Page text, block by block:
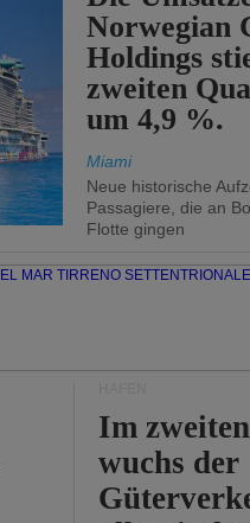
Norwegian
Holdings
zweiten
um 4,9 %.
Miami
Neue historische
Passagiere, die an
Flotte gingen
Im
wuchs der